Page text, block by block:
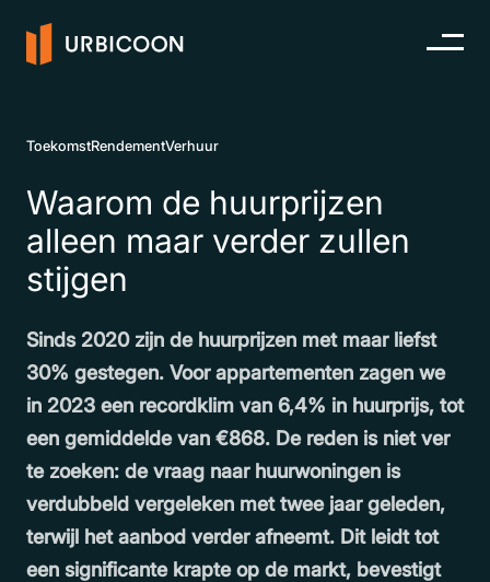
ToekomstRendementVerhuur
Waarom de huurprijzen
alleen maar verder zullen
stijgen
Sinds 2020 zijn de huurprijzen met maar liefst
30% gestegen. Voor appartementen zagen we
in 2023 een recordklim van 6,4% in huurprijs, tot
een gemiddelde van €868. De reden is niet ver
te zoeken: de vraag naar huurwoningen is
verdubbeld vergeleken met twee jaar geleden,
terwijl het aanbod verder afneemt. Dit leidt tot
een significante krapte op de markt, bevestigt